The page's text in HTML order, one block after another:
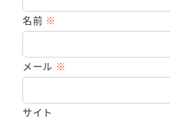
名前 ※
メール ※
サイト